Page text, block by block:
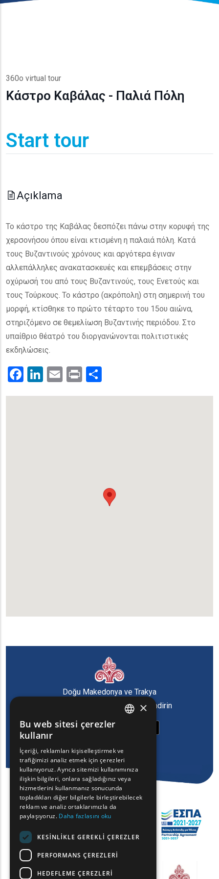
360o virtual tour
Κάστρο Καβάλας - Παλιά Πόλη
Start tour
Açıklama
Το κάστρο της Καβάλας δεσπόζει πάνω στην κορυφή της
χερσονήσου όπου είναι κτισμένη η παλαιά πόλη. Κατά
τους Βυζαντινούς χρόνους και αργότερα έγιναν
αλλεπάλληλες ανακατασκευές και επεμβάσεις στην
οχύρωσή του από τους Βυζαντινούς, τους Ενετούς και
τους Τούρκους. Το κάστρο (ακρόπολη) στη σημερινή του
μορφή, κτίσθηκε το πρώτο τέταρτο του 15ου αιώνα,
στηριζόμενο σε θεμελίωση Βυζαντινής περιόδου. Στο
υπαίθριο θέατρό του διοργανώνονται πολιτιστικές
εκδηλώσεις.
Facebook
LinkedIn
Email
Print
Doğu Makedonya ve Trakya
Bölgesi'nin oyun uygulamasını indirin
FRENCH
BULGARIAN
GERMAN
×
Bu web sitesi çerezler
kullanır
İçeriği, reklamları kişiselleştirmek ve
trafiğimizi analiz etmek için çerezleri
kullanıyoruz. Ayrıca sitemizi kullanımınıza
ilişkin bilgileri, onlara sağladığınız veya
hizmetlerini kullanmanız sonucunda
topladıkları diğer bilgilerle birleştirebilecek
reklam ve analiz ortaklarımızla da
paylaşıyoruz. Daha fazlasını oku
KESINLIKLE GEREKLI ÇEREZLER
PERFORMANS ÇEREZLERI
HEDEFLEME ÇEREZLERI